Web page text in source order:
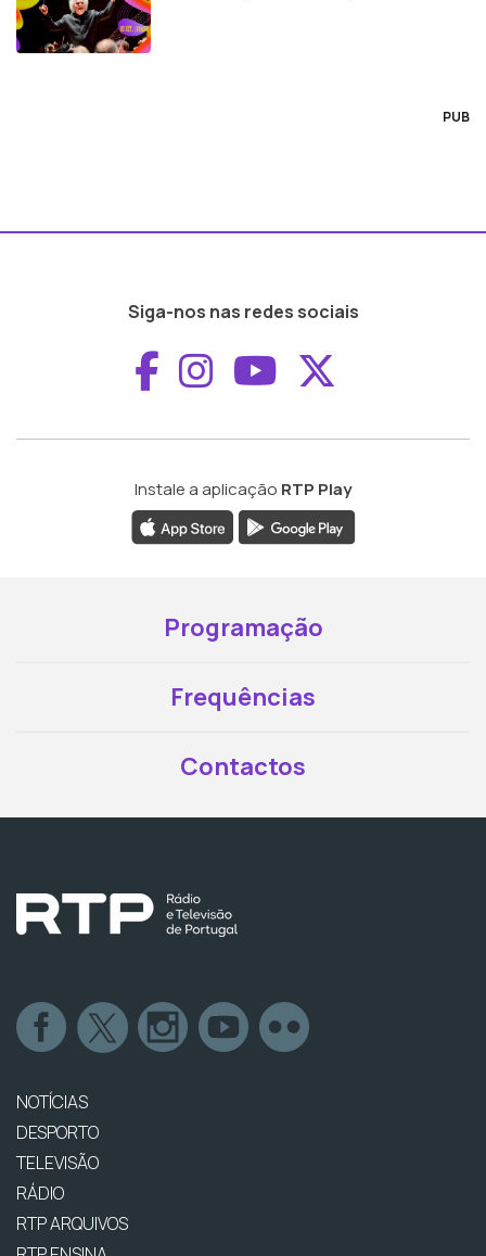
PUB
Siga-nos nas redes sociais
Aceder ao
Aceder ao
Aceder ao
Instale a aplicação RTP Play
Programação
Frequências
Contactos
NOTÍCIAS
DESPORTO
TELEVISÃO
RÁDIO
RTP ARQUIVOS